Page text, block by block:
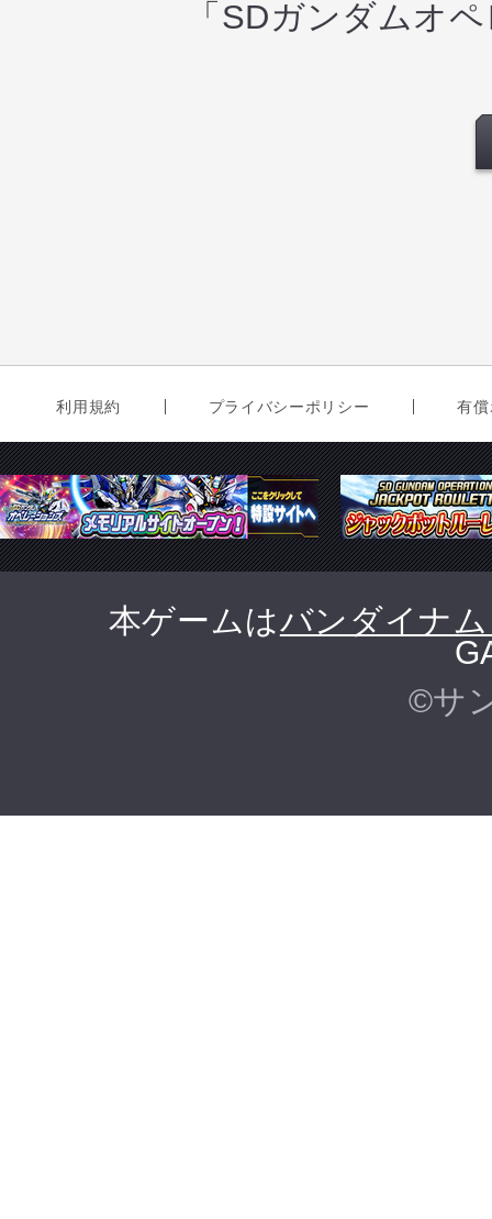
「SDガンダムオ
利用規約 プライバシーポリシー 有
本ゲームはバンダイナ
©サ